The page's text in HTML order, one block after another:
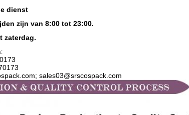
dienst
zijn van 8:00 tot 23:00.
zaterdag.
:
sales03@srscospack.com